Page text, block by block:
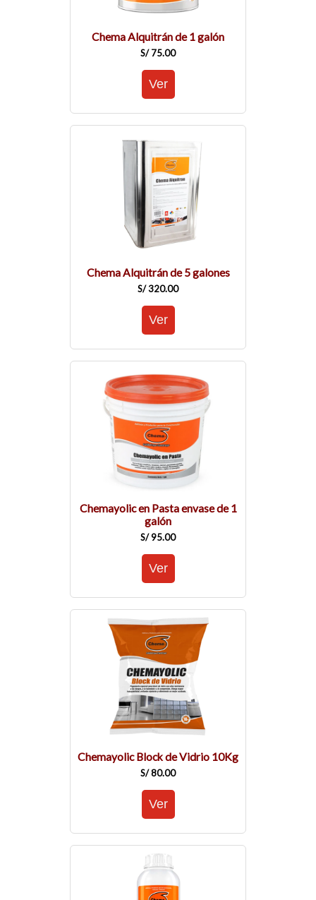
Chema Alquitrán de 1 galón
S/ 75.00
Chema Alquitrán de 5 galones
S/ 320.00
Chemayolic en Pasta envase de 1
galón
S/ 95.00
Chemayolic Block de Vidrio 10Kg
S/ 80.00